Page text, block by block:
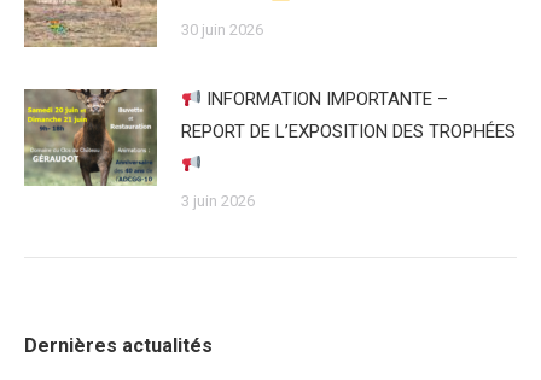
30 juin 2026
INFORMATION IMPORTANTE –
REPORT DE L’EXPOSITION DES TROPHÉES
3 juin 2026
Dernières actualités